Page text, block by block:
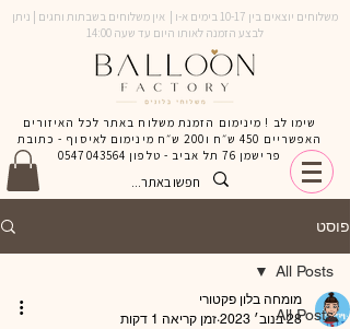
משלוחים יוצאים בין 10-17 בימים א-ו | אין משלוחים בשבתות וחגים | ניתן
לבצע הזמנה לאותו היום עד שעה 14:00
שימו לב ! מינימום הזמנת משלוח באתר לכל האיזורים
האפשריים 450 ש״ח ו200 ש״ח מינימום לאיסוף - כתובת
פרישמן 76 תל אביב - טלפון
0547043564
פוסט
All Posts
All Posts
מומחה בלון פקטורי
28 בנוב׳ 2023
זמן קריאה 1 דקות